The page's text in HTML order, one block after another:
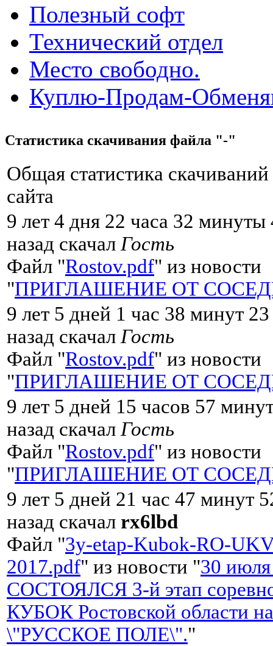
Полезный софт
Технический отдел
Место свободно.
Куплю-Продам-
Статистика скачивания файла "-"
Общая статистика
сайта
9 лет 4 дня 22 часа 32 минуты
назад скачал Гость
Файл "Rostov.pdf" из новости
"ПРИГЛАШЕНИЕ ОТ
9 лет 5 дней 1 час 38 минут
назад скачал Гость
Файл "Rostov.pdf" из новости
"ПРИГЛАШЕНИЕ ОТ
9 лет 5 дней 15 часов 57
назад скачал Гость
Файл "Rostov.pdf" из новости
"ПРИГЛАШЕНИЕ ОТ
9 лет 5 дней 21 час 47 минут
назад скачал rx6lbd
Файл "3y-etap-Kubok-RO-
2017.pdf" из новости "30 июля
СОСТОЯЛСЯ 3-й этап
КУБОК Ростовской области
\"РУССКОЕ ПОЛЕ\"."